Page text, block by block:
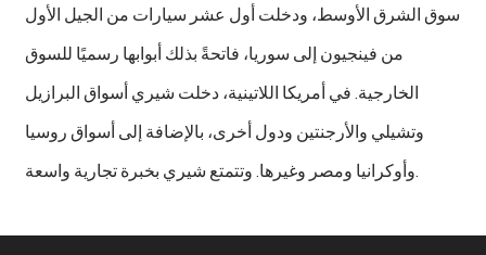
سوق الشرق الأوسط، ودخلت أول عشر سيارات من الجيل الأول
من فينجيون إلى سوريا، فاتحةً بذلك أبوابها رسميًا للسوق
الخارجية. في أمريكا اللاتينية، دخلت شيري أسواق البرازيل
وتشيلي والأرجنتين ودول أخرى، بالإضافة إلى أسواق روسيا
وأوكرانيا ومصر وغيرها. وتتمتع شيري بخبرة تجارية واسعة.